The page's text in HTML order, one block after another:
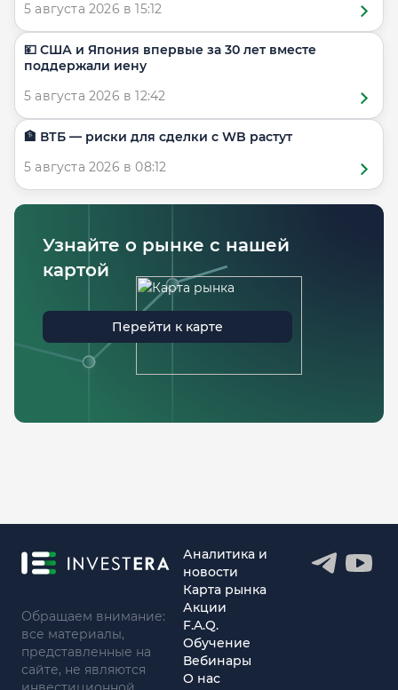
5 августа 2026 в 15:12
💴 США и Япония впервые за 30 лет вместе
поддержали иену
5 августа 2026 в 12:42
🏦 ВТБ — риски для сделки с WB растут
5 августа 2026 в 08:12
Узнайте о рынке с нашей
картой
Перейти к карте
Обращаем внимание:
все материалы,
представленные на
сайте, не являются
Аналитика и
новости
Карта рынка
Акции
F.A.Q.
Обучение
Вебинары
О нас